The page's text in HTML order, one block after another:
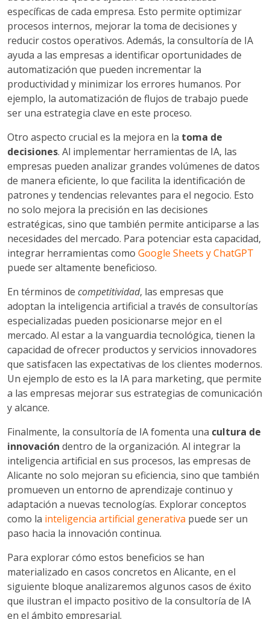
específicas de cada empresa. Esto permite optimizar
procesos internos, mejorar la toma de decisiones y
reducir costos operativos. Además, la consultoría de IA
ayuda a las empresas a identificar oportunidades de
automatización que pueden incrementar la
productividad y minimizar los errores humanos. Por
ejemplo, la automatización de flujos de trabajo puede
ser una estrategia clave en este proceso.
Otro aspecto crucial es la mejora en la toma de
decisiones. Al implementar herramientas de IA, las
empresas pueden analizar grandes volúmenes de datos
de manera eficiente, lo que facilita la identificación de
patrones y tendencias relevantes para el negocio. Esto
no solo mejora la precisión en las decisiones
estratégicas, sino que también permite anticiparse a las
necesidades del mercado. Para potenciar esta capacidad,
integrar herramientas como Google Sheets y ChatGPT
puede ser altamente beneficioso.
En términos de competitividad, las empresas que
adoptan la inteligencia artificial a través de consultorías
especializadas pueden posicionarse mejor en el
mercado. Al estar a la vanguardia tecnológica, tienen la
capacidad de ofrecer productos y servicios innovadores
que satisfacen las expectativas de los clientes modernos.
Un ejemplo de esto es la IA para marketing, que permite
a las empresas mejorar sus estrategias de comunicación
y alcance.
Finalmente, la consultoría de IA fomenta una cultura de
innovación dentro de la organización. Al integrar la
inteligencia artificial en sus procesos, las empresas de
Alicante no solo mejoran su eficiencia, sino que también
promueven un entorno de aprendizaje continuo y
adaptación a nuevas tecnologías. Explorar conceptos
como la inteligencia artificial generativa puede ser un
paso hacia la innovación continua.
Para explorar cómo estos beneficios se han
materializado en casos concretos en Alicante, en el
siguiente bloque analizaremos algunos casos de éxito
que ilustran el impacto positivo de la consultoría de IA
en el ámbito empresarial.